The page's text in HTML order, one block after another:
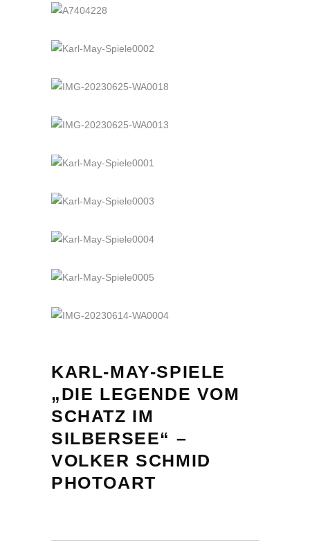
KARL-MAY-SPIELE
„DIE LEGENDE VOM
SCHATZ IM
SILBERSEE“ –
VOLKER SCHMID
PHOTOART